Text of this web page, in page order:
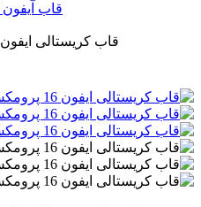
قاب آیفون 16 پرومکس و لوازم جانبی
قاب کریستالی ایفون 16 پرومکس گربه برجسته